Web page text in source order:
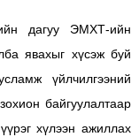
дагуу ЭМХТ-ийн
явахыг хүсэж буй
үйлчилгээний
байгуулалтаар
хүлээн ажиллах